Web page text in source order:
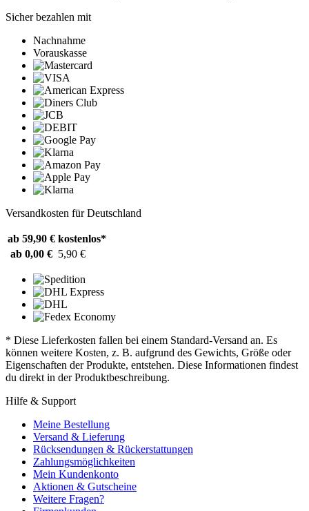
Sicher bezahlen mit
Nachnahme
Vorauskasse
Versandkosten für Deutschland
ab 59,90 € kostenlos*
ab 0,00 € 5,90 €
* Diese Lieferkosten fallen bei einem Standard-Versand an. Es
können weitere Kosten, z. B. aufgrund des Gewichts, Größe oder
Eigenschaften der Produkte, entstehen. Diese Informationen findest
du direkt in der Produktbeschreibung.
Hilfe & Support
Meine Bestellung
Versand & Lieferung
Rücksendungen & Rückerstattungen
Zahlungsmöglichkeiten
Mein Kundenkonto
Aktionen & Gutscheine
Weitere Fragen?